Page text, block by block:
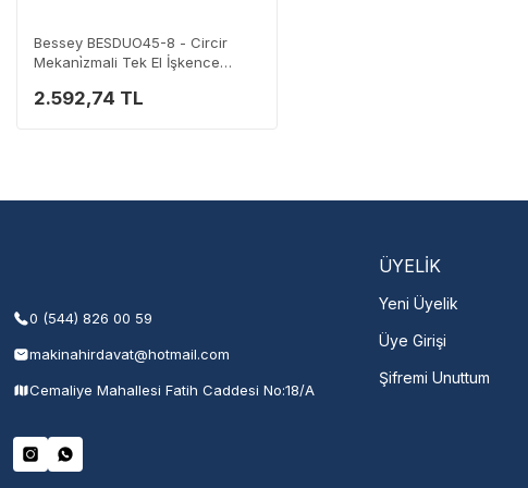
Bessey BESDUO45-8 - Circir
Mekani̇zmali Tek El İşkence
2.592,74 TL
0 (544) 826 00 59
makinahirdavat@hotmail.com
Cemaliye Mahallesi Fatih Caddesi No:18/A
ÜYELİK
Yeni Üyelik
Üye Girişi
Şifremi Unuttum